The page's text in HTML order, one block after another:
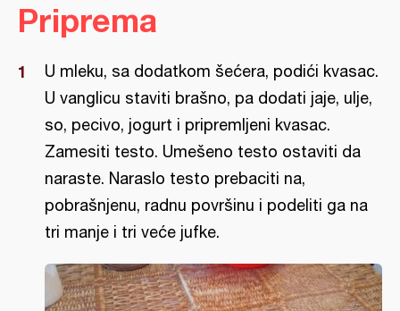
Priprema
U mleku, sa dodatkom šećera, podići kvasac.
U vanglicu staviti brašno, pa dodati jaje, ulje,
so, pecivo, jogurt i pripremljeni kvasac.
Zamesiti testo. Umešeno testo ostaviti da
naraste. Naraslo testo prebaciti na,
pobrašnjenu, radnu površinu i podeliti ga na
tri manje i tri veće jufke.